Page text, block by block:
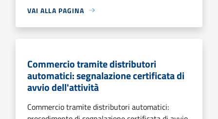
VAI ALLA PAGINA
Commercio tramite distributori
automatici: segnalazione certificata di
avvio dell'attività
Commercio tramite distributori automatici: